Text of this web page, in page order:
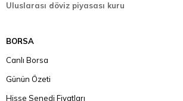
Uluslarası döviz piyasası kuru
BORSA
Canlı Borsa
Günün Özeti
Hisse Senedi Fiyatları